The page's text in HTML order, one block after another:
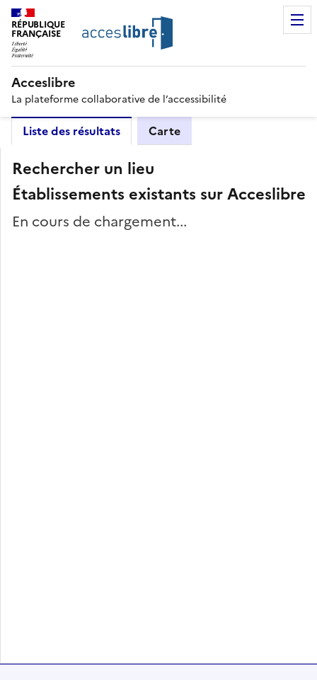
RÉPUBLIQUE
FRANÇAISE
Acceslibre
La plateforme collaborative de l’accessibilité
Liste des résultats Carte
Rechercher un lieu
Établissements existants sur Acceslibre
En cours de chargement...